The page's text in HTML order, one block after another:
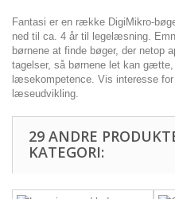
Fantasi er en række DigiMikro-
ned til ca. 4 år til legelæsning.
børnene at finde bøger, der netop
tagelser, så børnene let kan
læsekompetence. Vis interesse
læseudvikling.
29 ANDRE
KATEGORI: